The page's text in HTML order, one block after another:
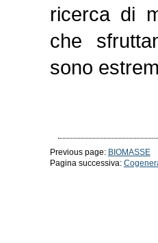
ricerca di
che
sono
Previous page: BIOMASSE
Pagina successiva: